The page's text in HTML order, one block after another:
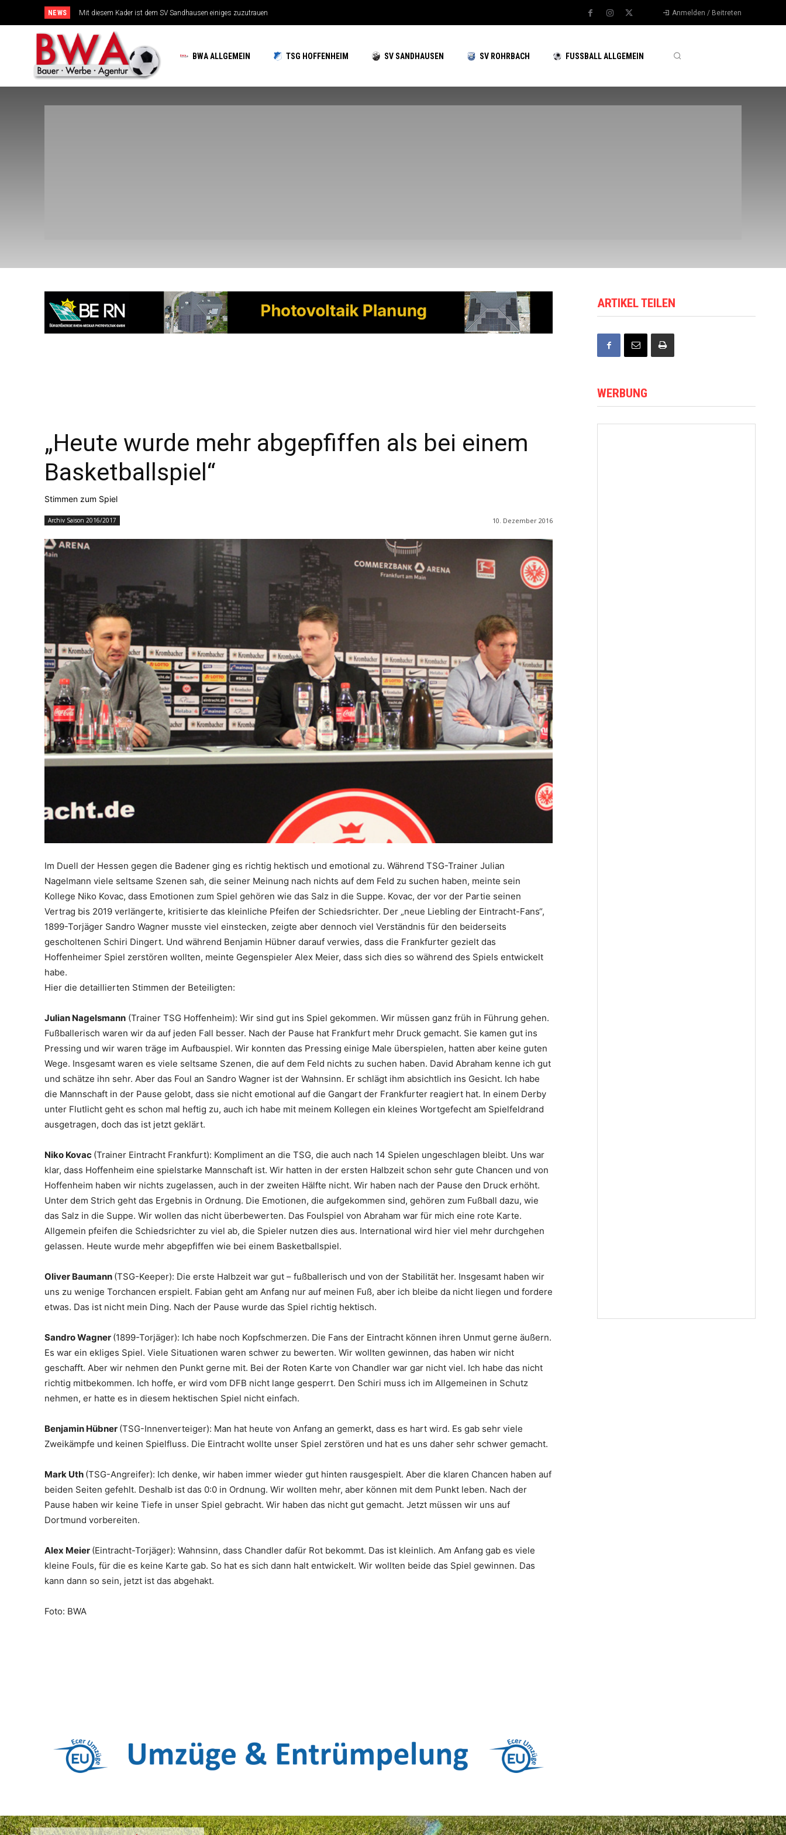
NEWS TSG-Erfolgsarchitekten sehen sich für den Tanz auf drei Hochzeiten gut aufgestellt Anmelden / Beitreten
BWA ALLGEMEIN TSG HOFFENHEIM SV SANDHAUSEN SV ROHRBACH FUSSBALL ALLGEMEIN
„Heute wurde mehr abgepfiffen als bei einem
Basketballspiel“
Stimmen zum Spiel
Archiv Saison 2016/2017 10. Dezember 2016
Im Duell der Hessen gegen die Badener ging es richtig hektisch und emotional zu. Während TSG-Trainer Julian
Nagelmann viele seltsame Szenen sah, die seiner Meinung nach nichts auf dem Feld zu suchen haben, meinte sein
Kollege Niko Kovac, dass Emotionen zum Spiel gehören wie das Salz in die Suppe. Kovac, der vor der Partie seinen
Vertrag bis 2019 verlängerte, kritisierte das kleinliche Pfeifen der Schiedsrichter. Der „neue Liebling der Eintracht-Fans“,
1899-Torjäger Sandro Wagner musste viel einstecken, zeigte aber dennoch viel Verständnis für den beiderseits
gescholtenen Schiri Dingert. Und während Benjamin Hübner darauf verwies, dass die Frankfurter gezielt das
Hoffenheimer Spiel zerstören wollten, meinte Gegenspieler Alex Meier, dass sich dies so während des Spiels entwickelt
habe.
Hier die detaillierten Stimmen der Beteiligten:
Julian Nagelsmann (Trainer TSG Hoffenheim): Wir sind gut ins Spiel gekommen. Wir müssen ganz früh in Führung gehen.
Fußballerisch waren wir da auf jeden Fall besser. Nach der Pause hat Frankfurt mehr Druck gemacht. Sie kamen gut ins
Pressing und wir waren träge im Aufbauspiel. Wir konnten das Pressing einige Male überspielen, hatten aber keine guten
Wege. Insgesamt waren es viele seltsame Szenen, die auf dem Feld nichts zu suchen haben. David Abraham kenne ich gut
und schätze ihn sehr. Aber das Foul an Sandro Wagner ist der Wahnsinn. Er schlägt ihm absichtlich ins Gesicht. Ich habe
die Mannschaft in der Pause gelobt, dass sie nicht emotional auf die Gangart der Frankfurter reagiert hat. In einem Derby
unter Flutlicht geht es schon mal heftig zu, auch ich habe mit meinem Kollegen ein kleines Wortgefecht am Spielfeldrand
ausgetragen, doch das ist jetzt geklärt.
Niko Kovac (Trainer Eintracht Frankfurt): Kompliment an die TSG, die auch nach 14 Spielen ungeschlagen bleibt. Uns war
klar, dass Hoffenheim eine spielstarke Mannschaft ist. Wir hatten in der ersten Halbzeit schon sehr gute Chancen und von
Hoffenheim haben wir nichts zugelassen, auch in der zweiten Hälfte nicht. Wir haben nach der Pause den Druck erhöht.
Unter dem Strich geht das Ergebnis in Ordnung. Die Emotionen, die aufgekommen sind, gehören zum Fußball dazu, wie
das Salz in die Suppe. Wir wollen das nicht überbewerten. Das Foulspiel von Abraham war für mich eine rote Karte.
Allgemein pfeifen die Schiedsrichter zu viel ab, die Spieler nutzen dies aus. International wird hier viel mehr durchgehen
gelassen. Heute wurde mehr abgepfiffen wie bei einem Basketballspiel.
Oliver Baumann (TSG-Keeper): Die erste Halbzeit war gut – fußballerisch und von der Stabilität her. Insgesamt haben wir
uns zu wenige Torchancen erspielt. Fabian geht am Anfang nur auf meinen Fuß, aber ich bleibe da nicht liegen und fordere
etwas. Das ist nicht mein Ding. Nach der Pause wurde das Spiel richtig hektisch.
Sandro Wagner (1899-Torjäger): Ich habe noch Kopfschmerzen. Die Fans der Eintracht können ihren Unmut gerne äußern.
Es war ein ekliges Spiel. Viele Situationen waren schwer zu bewerten. Wir wollten gewinnen, das haben wir nicht
geschafft. Aber wir nehmen den Punkt gerne mit. Bei der Roten Karte von Chandler war gar nicht viel. Ich habe das nicht
richtig mitbekommen. Ich hoffe, er wird vom DFB nicht lange gesperrt. Den Schiri muss ich im Allgemeinen in Schutz
nehmen, er hatte es in diesem hektischen Spiel nicht einfach.
Benjamin Hübner (TSG-Innenverteiger): Man hat heute von Anfang an gemerkt, dass es hart wird. Es gab sehr viele
Zweikämpfe und keinen Spielfluss. Die Eintracht wollte unser Spiel zerstören und hat es uns daher sehr schwer gemacht.
Mark Uth (TSG-Angreifer): Ich denke, wir haben immer wieder gut hinten rausgespielt. Aber die klaren Chancen haben auf
beiden Seiten gefehlt. Deshalb ist das 0:0 in Ordnung. Wir wollten mehr, aber können mit dem Punkt leben. Nach der
Pause haben wir keine Tiefe in unser Spiel gebracht. Wir haben das nicht gut gemacht. Jetzt müssen wir uns auf
Dortmund vorbereiten.
Alex Meier (Eintracht-Torjäger): Wahnsinn, dass Chandler dafür Rot bekommt. Das ist kleinlich. Am Anfang gab es viele
kleine Fouls, für die es keine Karte gab. So hat es sich dann halt entwickelt. Wir wollten beide das Spiel gewinnen. Das
kann dann so sein, jetzt ist das abgehakt.
Foto: BWA
ARTIKEL TEILEN
WERBUNG